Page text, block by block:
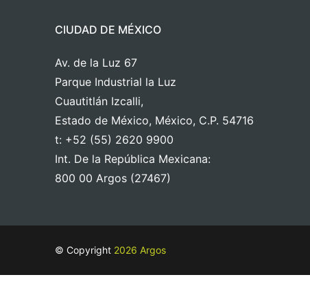
CIUDAD DE MÉXICO
Av. de la Luz 67
Parque Industrial la Luz
Cuautitlán Izcalli,
Estado de México, México, C.P. 54716
t: +52 (55) 2620 9900
Int. De la República Mexicana:
800 00 Argos (27467)
© Copyright 2026 Argos